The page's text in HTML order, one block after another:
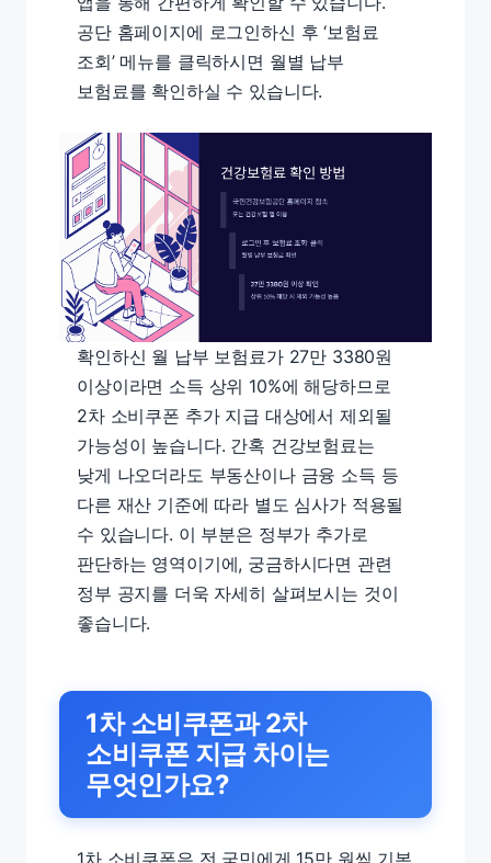
공단 홈페이지에 로그인하신 후 ‘보험료
조회’ 메뉴를 클릭하시면 월별 납부
보험료를 확인하실 수 있습니다.
확인하신 월 납부 보험료가 27만 3380원
이상이라면 소득 상위 10%에 해당하므로
2차 소비쿠폰 추가 지급 대상에서 제외될
가능성이 높습니다. 간혹 건강보험료는
낮게 나오더라도 부동산이나 금융 소득 등
다른 재산 기준에 따라 별도 심사가 적용될
수 있습니다. 이 부분은 정부가 추가로
판단하는 영역이기에, 궁금하시다면 관련
정부 공지를 더욱 자세히 살펴보시는 것이
좋습니다.
1차 소비쿠폰과 2차
소비쿠폰 지급 차이는
무엇인가요?